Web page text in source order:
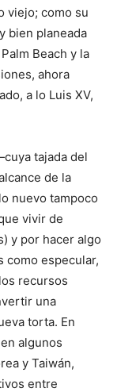
viejo; como su
bien planeada
Beach y la
ahora
a lo Luis XV,
tajada del
de la
nuevo tampoco
vivir de
y por hacer algo
como especular,
recursos
una
torta. En
algunos
y Taiwán,
entre